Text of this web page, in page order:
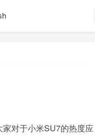
对于小米SU7的热度应